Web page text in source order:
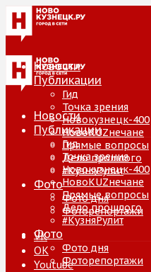
Новости
Публикации
Гид
Точка зрения
Новокузнецк-400
НовоKUZнечане
Прямые вопросы
Дело прошлого
#КузняРулит
Фото
Фото дня
Фоторепортажи
VK
ОК
Youtube
Новости
Публикации
Гид
Точка зрения
Новокузнецк-400
НовоKUZнечане
Прямые вопросы
Дело прошлого
#КузняРулит
Фото
Фото дня
Фоторепортажи